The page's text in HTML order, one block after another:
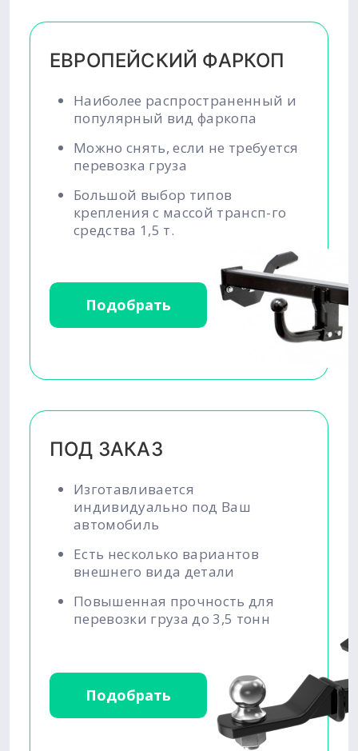
ЕВРОПЕЙСКИЙ ФАРКОП
Наиболее распространенный и
популярный вид фаркопа
Можно снять, если не требуется
перевозка груза
Большой выбор типов
крепления с массой трансп-го
средства 1,5 т.
Подобрать
ПОД ЗАКАЗ
Изготавливается
индивидуально под Ваш
автомобиль
Есть несколько вариантов
внешнего вида детали
Повышенная прочность для
перевозки груза до 3,5 тонн
Подобрать